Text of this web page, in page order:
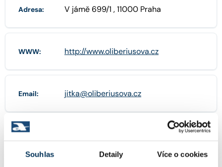
Souhlas Detaily Více o cookies
Adresa: V jámě 699/1 , 11000 Praha
WWW: http://www.oliberiusova.cz
Email: jitka@oliberiusova.cz